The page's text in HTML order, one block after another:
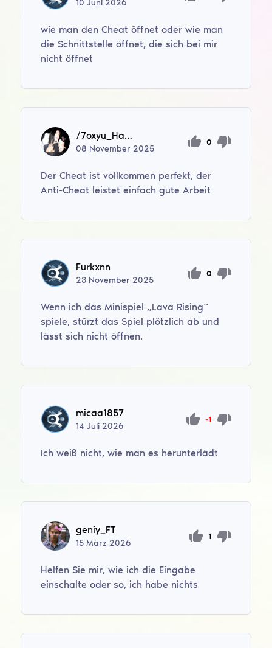
10Juni 2026
wie man den Cheat öffnet oder wie man
die Schnittstelle öffnet, die sich bei mir
nicht öffnet
/7oxyu_Ha_Bc3
08 November 2025
0
Der Cheat ist vollkommen perfekt, der
Anti-Cheat leistet einfach gute Arbeit
Furkxnn
23 November 2025
0
Wenn ich das Minispiel „Lava Rising“
spiele, stürzt das Spiel plötzlich ab und
lässt sich nicht öffnen.
micaa1857
14Juli 2026
-1
Ich weiß nicht, wie man es herunterlädt
geniy_FT
15März 2026
1
Helfen Sie mir, wie ich die Eingabe
einschalte oder so, ich habe nichts